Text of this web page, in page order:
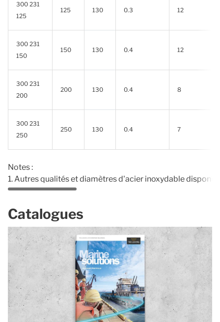
300 231
125
125 130 0.3 12
300 231
150
150 130 0.4 12
300 231
200
200 130 0.4 8
300 231
250
250 130 0.4 7
Notes :
1. Autres qualités et diamètres d'acier inoxydable
Catalogues